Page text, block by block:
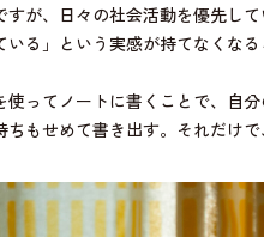
すが、日々の社会活動を優先し
る」という実感が持てなくなる
使ってノートに書くことで、自
ちもせめて書き出す。それだけ